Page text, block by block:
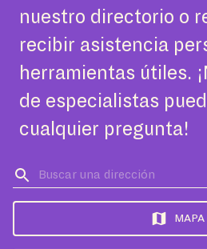
nuestro directorio o
recibir asistencia
herramientas útiles.
de especialistas
cualquier pregunta!
MAPA